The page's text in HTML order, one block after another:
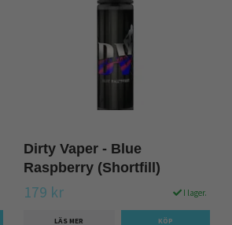
Dirty Vaper - Blue
Raspberry (Shortfill)
179 kr I lager.
LÄS MER